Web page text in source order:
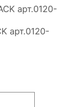
арт.0120-